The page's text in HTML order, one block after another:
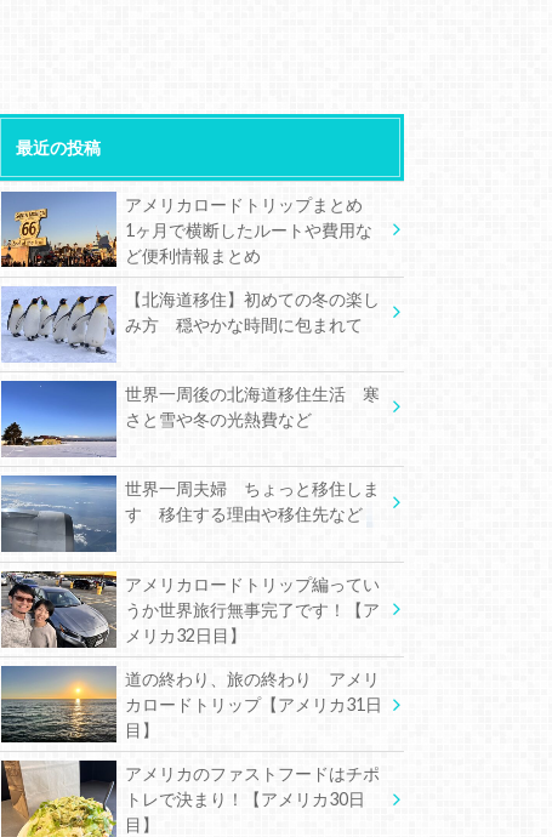
最近の投稿
アメリカロードトリップまとめ
1ヶ月で横断したルートや費用な
ど便利情報まとめ
【北海道移住】初めての冬の楽し
み方 穏やかな時間に包まれて
世界一周後の北海道移住生活 寒
さと雪や冬の光熱費など
世界一周夫婦 ちょっと移住しま
す 移住する理由や移住先など
アメリカロードトリップ編ってい
うか世界旅行無事完了です！【ア
メリカ32日目】
道の終わり、旅の終わり アメリ
カロードトリップ【アメリカ31日
目】
アメリカのファストフードはチポ
トレで決まり！【アメリカ30日
目】